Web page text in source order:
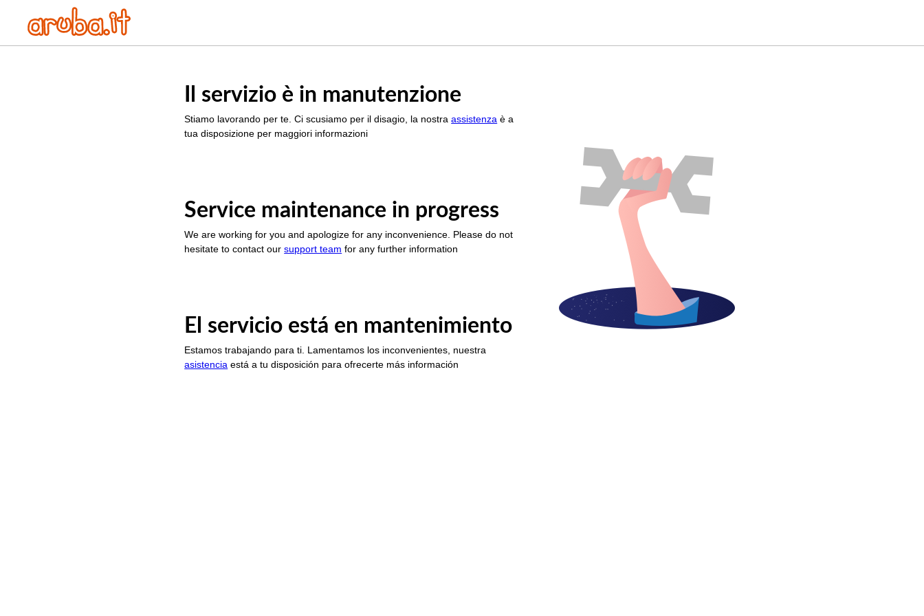
Il servizio è in manutenzione
Stiamo lavorando per te. Ci scusiamo per il disagio, la nostraassistenza è a
tua disposizione per maggiori informazioni
Service maintenance in progress
We are working for you and apologize for any inconvenience. Please do not
hesitate to contact oursupport team for any further information
El servicio está en mantenimiento
Estamos trabajando para ti. Lamentamos los inconvenientes, nuestra
asistencia está a tu disposición para ofrecerte más información